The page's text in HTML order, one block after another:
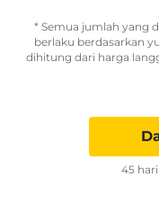
* Semua jumlah yang
berlaku berdasarkan
dihitung dari harga
45